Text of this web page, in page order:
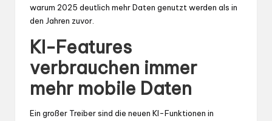
warum 2025 deutlich mehr Daten genutzt werden als in
den Jahren zuvor.
KI-Features
verbrauchen immer
mehr mobile Daten
Ein großer Treiber sind die neuen KI-Funktionen in